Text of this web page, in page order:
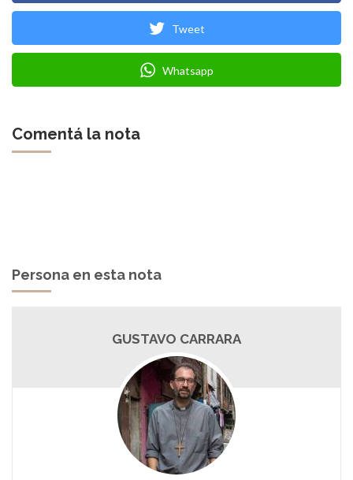
Tweet
Whatsapp
Comentá la nota
Persona en esta nota
GUSTAVO CARRARA